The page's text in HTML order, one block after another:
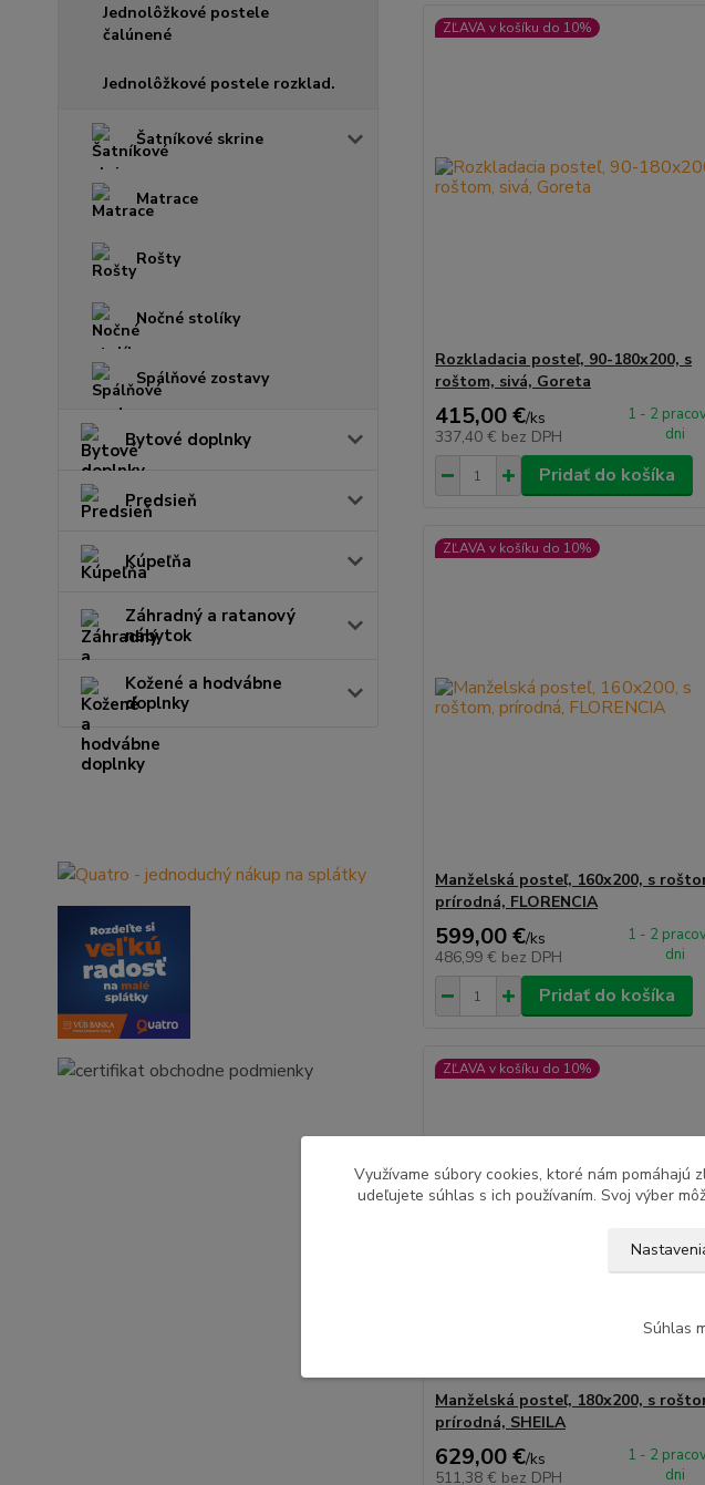
Jednolôžkové postele
čalúnené
Jednolôžkové postele rozklad.
Šatníkové skrine
Matrace
Rošty
Nočné stolíky
Spálňové zostavy
Bytové doplnky
Predsieň
Kúpeľňa
Záhradný a ratanový
nábytok
Kožené a hodvábne
doplnky
ZĽAVA v košíku do 10%
Rozkladacia posteľ, 90-180x200, s
roštom, sivá, Goreta
415,00 €/ks
337,40 € bez DPH
1 - 2
dni
Pridať do košíka
ZĽAVA v košíku do 10%
Manželská posteľ, 160x200, s
prírodná, FLORENCIA
599,00 €/ks
486,99 € bez DPH
1 - 2
dni
Pridať do košíka
ZĽAVA v košíku do 10%
Manželská posteľ, 180x200, s
prírodná, SHEILA
629,00 €/ks
511,38 € bez DPH
1 - 2
dni
Využívame súbory cookies, ktoré nám pomáhajú
udeľujete súhlas s ich používaním. Svoj výber
Súhlas